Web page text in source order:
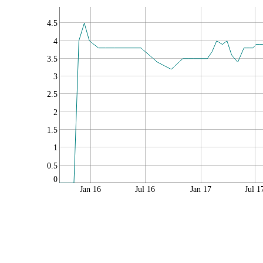
0
0.5
1
1.5
2
2.5
3
3.5
4
4.5
Jan 16 Jul 16 Jan 17 Jul